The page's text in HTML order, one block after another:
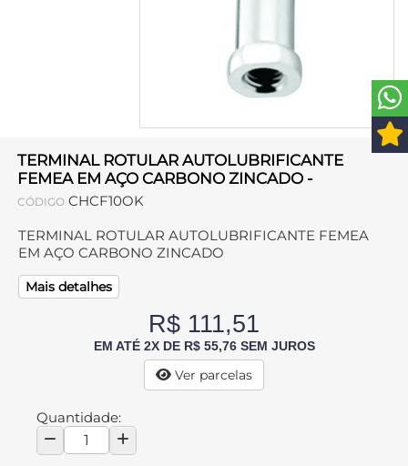
TERMINAL ROTULAR AUTOLUBRIFICANTE
FEMEA EM AÇO CARBONO ZINCADO -
CÓDIGO CHCF10OK
TERMINAL ROTULAR AUTOLUBRIFICANTE FEMEA
EM AÇO CARBONO ZINCADO
Mais detalhes
R$ 111,51
EM ATÉ 2X DE R$ 55,76 SEM JUROS
Ver parcelas
Quantidade: